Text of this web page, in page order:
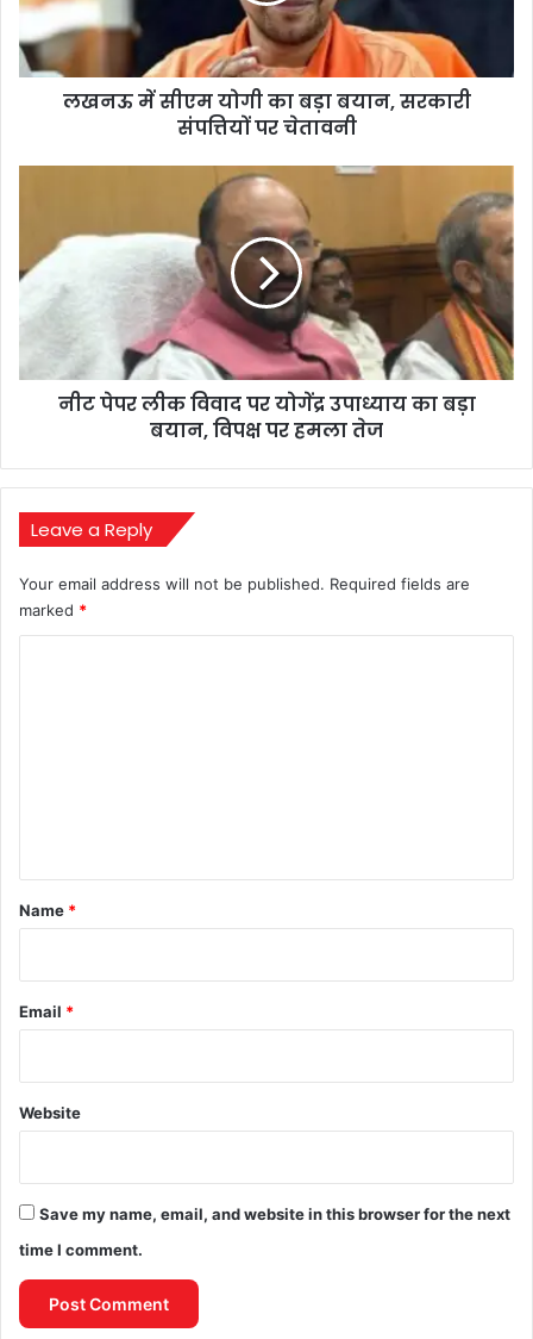
सरकारी
संपत्तियों
लखनऊ में सीएम योगी का बड़ा बयान, सरकारी
संपत्तियों पर चेतावनी
विवाद
पर
योगेंद्र
बड़ा
नीट पेपर लीक विवाद पर योगेंद्र उपाध्याय का बड़ा
बयान, विपक्ष पर हमला तेज
Leave a Reply
Your email address will not be published. Required fields are
marked *
*
Name *
Email *
Website
Save my name, email, and website in this browser for the next
time I comment.